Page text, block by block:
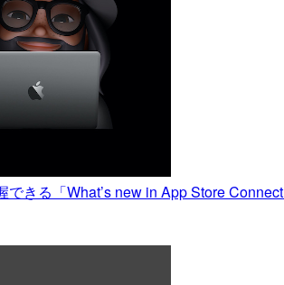
きる「What’s new in App Store